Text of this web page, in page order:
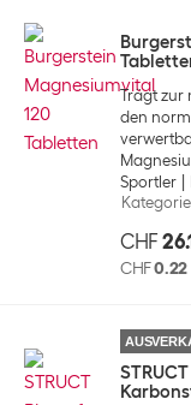
Trägt zur
den
Sportler
Kategorie
CHF
CHF0.22